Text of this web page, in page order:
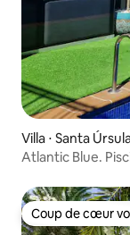
Villa ⋅ Santa
Atlantic Blue.
Coup de cœur
Coup de cœur